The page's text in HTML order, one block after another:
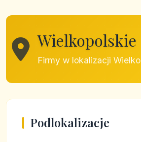
Wielkopolskie
Firmy w lokalizacji
Podlokalizacje